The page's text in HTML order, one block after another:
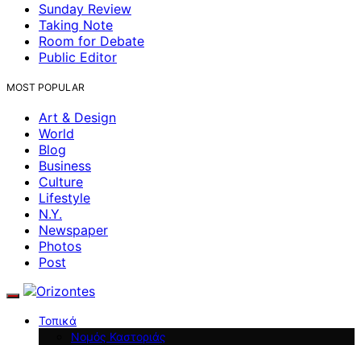
Sunday Review
Taking Note
Room for Debate
Public Editor
MOST POPULAR
Art & Design
World
Blog
Business
Culture
Lifestyle
N.Y.
Newspaper
Photos
Post
Τοπικά
Νομός Καστοριάς